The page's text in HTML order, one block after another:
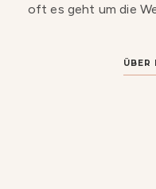
oft es geht um die
ÜBER